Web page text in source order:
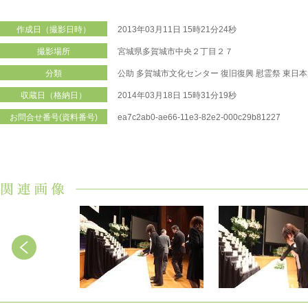
作成日（撮影日時） 2013年03月11日 15時21分24秒
撮影場所 宮城県多賀城市中央２丁目２７
分類 公助 多賀城市文化センター 復旧復興 慰霊祭 東日
収蔵日（格納日） 2014年03月18日 15時31分19秒
お問合せ番号(資料番号) ea7c2ab0-ae66-11e3-82e2-000c29b81227